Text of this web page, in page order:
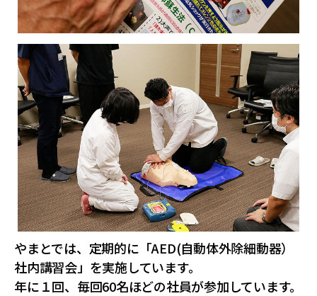
やまとでは、定期的に「AED(⾃動体外除細動器）
社内講習会」を実施しています。
年に１回、毎回60名ほどの社員が参加しています。